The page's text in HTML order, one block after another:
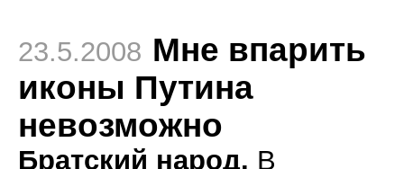
23.5.2008 Мне впарить
иконы Путина
невозможно
Братский народ. В